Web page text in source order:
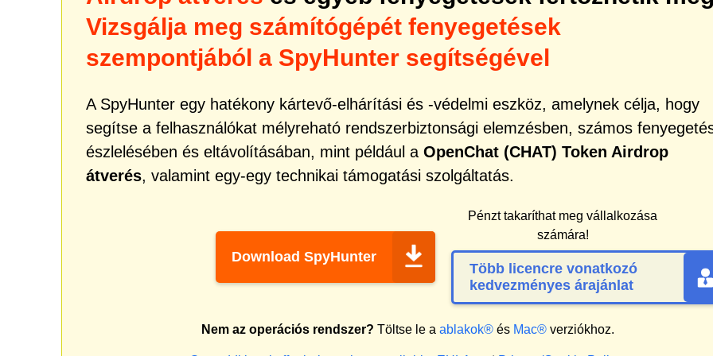
Vizsgálja meg számítógépét fenyegetések
szempontjából a SpyHunter segítségével
A SpyHunter egy hatékony kártevő-elhárítási és -védelmi eszköz, amelynek célja, hogy
segítse a felhasználókat mélyreható rendszerbiztonsági elemzésben, számos
észlelésében és eltávolításában, mint például a OpenChat (CHAT) Token Airdrop
átverés, valamint egy-egy technikai támogatási szolgáltatás.
Download SpyHunter
Pénzt takaríthat meg vállalkozása
számára!
Több licencre vonatkozó
kedvezményes árajánlat
Nem az operációs rendszer? Töltse le a ablakok®és Mac®verziókhoz.